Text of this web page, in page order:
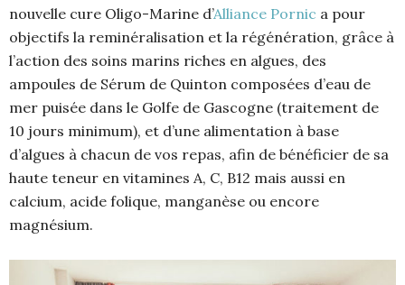
nouvelle cure Oligo-Marine d’Alliance Pornic a pour
objectifs la reminéralisation et la régénération, grâce à
l’action des soins marins riches en algues, des
ampoules de Sérum de Quinton composées d’eau de
mer puisée dans le Golfe de Gascogne (traitement de
10 jours minimum), et d’une alimentation à base
d’algues à chacun de vos repas, afin de bénéficier de sa
haute teneur en vitamines A, C, B12 mais aussi en
calcium, acide folique, manganèse ou encore
magnésium.